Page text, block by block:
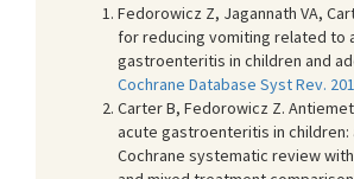
Fedorowicz Z, Jagannath VA,
for reducing vomiting related to
gastroenteritis in children and
Cochrane Database Syst Rev.
Carter B, Fedorowicz Z.
acute gastroenteritis in children:
Cochrane systematic review